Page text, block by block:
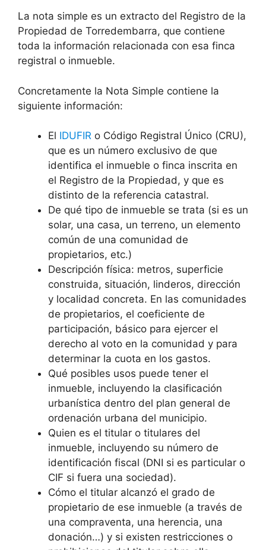
La nota simple es un extracto del Registro de la
Propiedad de Torredembarra, que contiene
toda la información relacionada con esa finca
registral o inmueble.
Concretamente la Nota Simple contiene la
siguiente información:
El IDUFIR o Código Registral Único (CRU),
que es un número exclusivo de que
identifica el inmueble o finca inscrita en
el Registro de la Propiedad, y que es
distinto de la referencia catastral.
De qué tipo de inmueble se trata (si es un
solar, una casa, un terreno, un elemento
común de una comunidad de
propietarios, etc.)
Descripción física: metros, superficie
construida, situación, linderos, dirección
y localidad concreta. En las comunidades
de propietarios, el coeficiente de
participación, básico para ejercer el
derecho al voto en la comunidad y para
determinar la cuota en los gastos.
Qué posibles usos puede tener el
inmueble, incluyendo la clasificación
urbanística dentro del plan general de
ordenación urbana del municipio.
Quien es el titular o titulares del
inmueble, incluyendo su número de
identificación fiscal (DNI si es particular o
CIF si fuera una sociedad).
Cómo el titular alcanzó el grado de
propietario de ese inmueble (a través de
una compraventa, una herencia, una
donación…) y si existen restricciones o